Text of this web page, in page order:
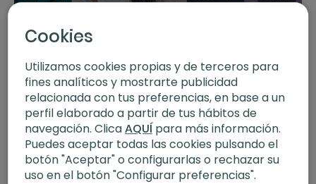
Cookies
Utilizamos cookies propias y de terceros para
fines analíticos y mostrarte publicidad
relacionada con tus preferencias, en base a un
perfil elaborado a partir de tus hábitos de
navegación. ClicaAQUÍpara más información.
Puedes aceptar todas las cookies pulsando el
botón "Aceptar" o configurarlas o rechazar su
uso en el botón "Configurar preferencias".